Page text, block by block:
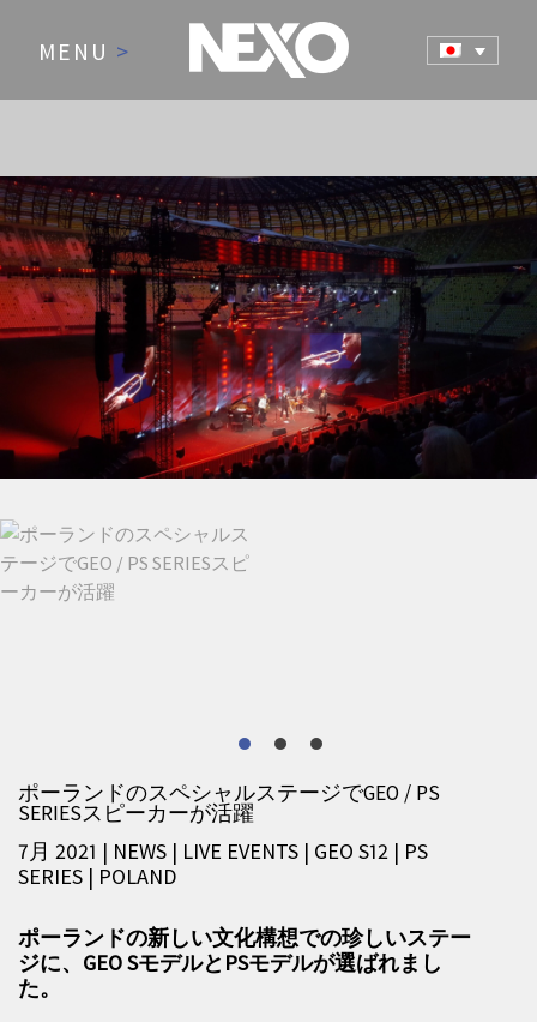
MENU >
NEWS AND EVENTS
ポーランドのスペシャルステージでGEO / PS
SERIESスピーカーが活躍
7月 2021 | NEWS | LIVE EVENTS | GEO S12 | PS
SERIES | POLAND
ポーランドの新しい文化構想での珍しいステー
ジに、GEO SモデルとPSモデルが選ばれまし
た。